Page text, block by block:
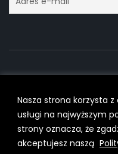
Nasza strona korzysta
usługi na najwyższym
strony oznacza, że
akceptujesz naszą
Copyright © 2022